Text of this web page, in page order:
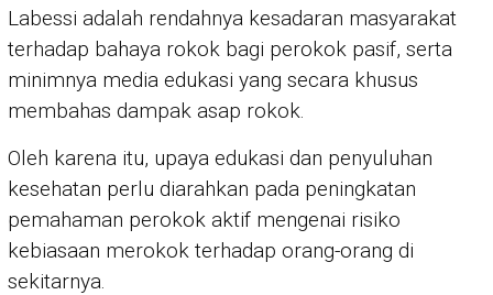
Labessi adalah rendahnya kesadaran masyarakat
terhadap bahaya rokok bagi perokok pasif, serta
minimnya media edukasi yang secara khusus
membahas dampak asap rokok.
Oleh karena itu, upaya edukasi dan penyuluhan
kesehatan perlu diarahkan pada peningkatan
pemahaman perokok aktif mengenai risiko
kebiasaan merokok terhadap orang-orang di
sekitarnya.